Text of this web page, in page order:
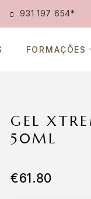
931 197 654*
FORMAÇÕES
GEL
50ML
€61.80